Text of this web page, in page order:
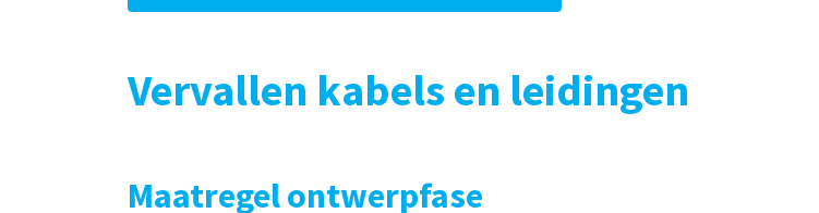
Vervallen kabels en leidingen
Maatregel ontwerpfase